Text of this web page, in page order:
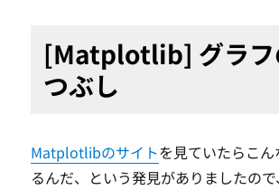
[Matplotlib] グラフ
つぶし
Matplotlibのサイトを見ていたらこ
るんだ、という発見がありましたの